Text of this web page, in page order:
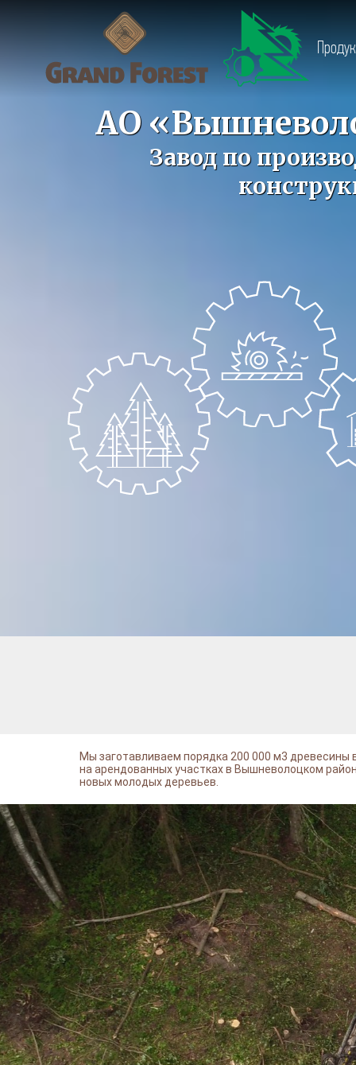
АО
Завод по
Мы заготавливаем порядка 200 000 м3 древесины
на арендованных участках в Вышневолоцком
новых молодых деревьев.